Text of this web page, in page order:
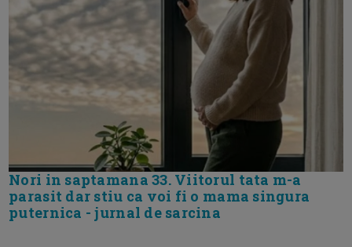
Nori in saptamana 33. Viitorul tata m-a
parasit dar stiu ca voi fi o mama singura
puternica - jurnal de sarcina